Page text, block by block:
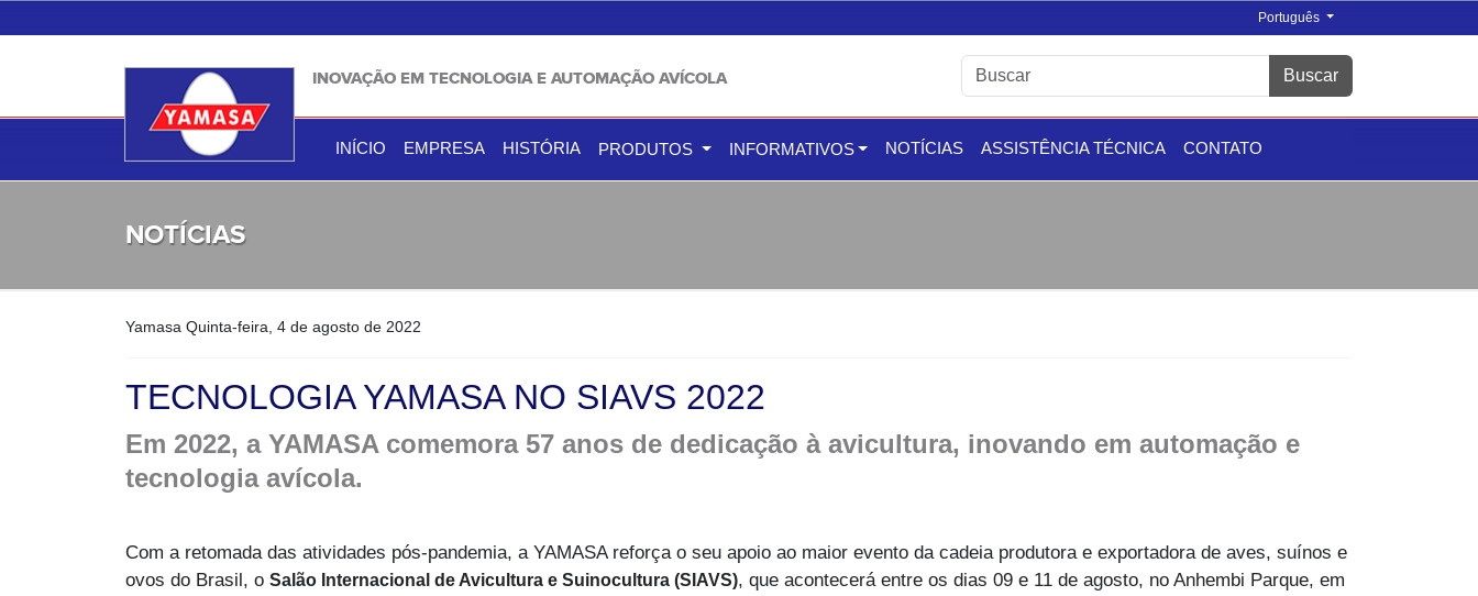
Português
INOVAÇÃO EM TECNOLOGIA E AUTOMAÇÃO AVÍCOLA Buscar
INÍCIO EMPRESA HISTÓRIA PRODUTOS INFORMATIVOS NOTÍCIAS ASSISTÊNCIA TÉCNICA CONTATO
NOTÍCIAS
Yamasa Quinta-feira, 4 de agosto de 2022
TECNOLOGIA YAMASA NO SIAVS 2022
Em 2022, a YAMASA comemora 57 anos de dedicação à avicultura, inovando em automação e
tecnologia avícola.
Com a retomada das atividades pós-pandemia, a YAMASA reforça o seu apoio ao maior evento da cadeia produtora e exportadora de aves, suínos e
ovos do Brasil, o Salão Internacional de Avicultura e Suinocultura (SIAVS), que acontecerá entre os dias 09 e 11 de agosto, no Anhembi Parque, em